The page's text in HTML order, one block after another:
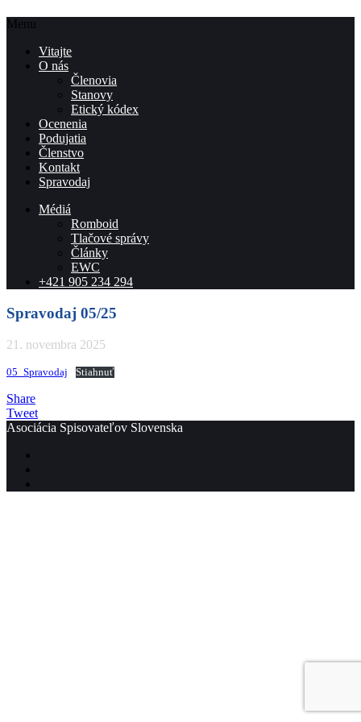
Menu
Vitajte
O nás
Členovia
Stanovy
Etický kódex
Ocenenia
Podujatia
Členstvo
Kontakt
Spravodaj
Médiá
Romboid
Tlačové správy
Články
EWC
+421 905 234 294
Spravodaj 05/25
21. novembra 2025
05_Spravodaj Stiahnuť
Share
Tweet
Asociácia Spisovateľov Slovenska